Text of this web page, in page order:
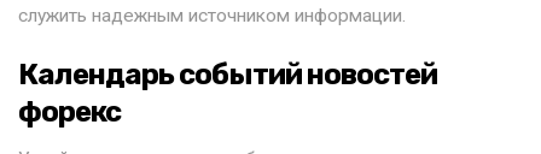
служить надежным источником информации.
Календарь событий новостей
форекс